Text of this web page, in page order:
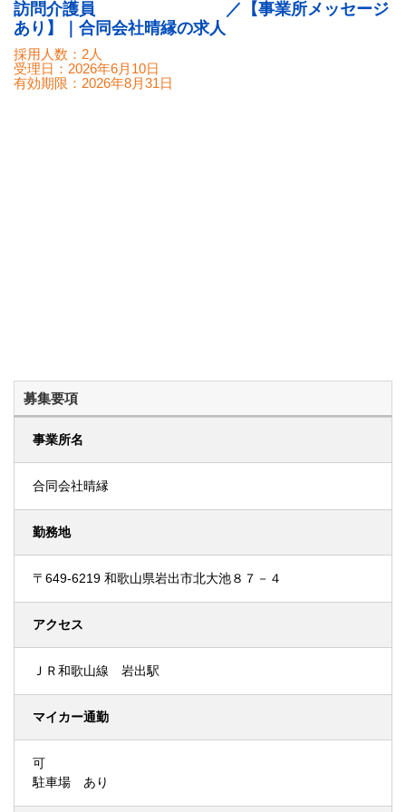
訪問介護員 ／【事業所メッセージ
あり】｜合同会社晴縁の求人
採用人数：2人
受理日： 2026年6月10日
有効期限： 2026年8月31日
募集要項
事業所名
合同会社晴縁
勤務地
〒649-6219 和歌山県岩出市北大池８７－４
アクセス
ＪＲ和歌山線 岩出駅
マイカー通勤
可
駐車場 あり